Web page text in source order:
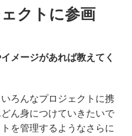
クトに参画
メージがあれば教えてく
ろんなプロジェクトに携
ん身につけていきたいで
を管理するようなさらに